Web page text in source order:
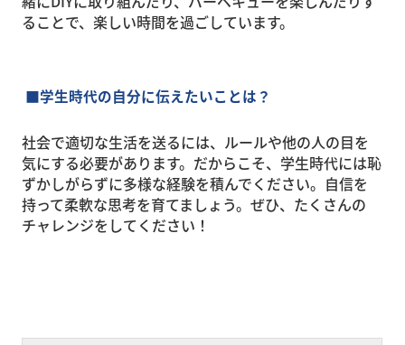
ることで、楽しい時間を過ごしています。
■学生時代の自分に伝えたいことは？
社会で適切な生活を送るには、ルールや他の人の目を
気にする必要があります。だからこそ、学生時代には恥
ずかしがらずに多様な経験を積んでください。自信を
持って柔軟な思考を育てましょう。ぜひ、たくさんの
チャレンジをしてください！